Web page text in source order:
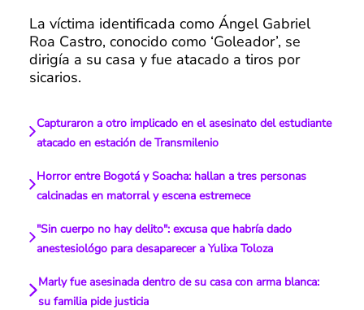
La víctima identificada como Ángel Gabriel
Roa Castro, conocido como ‘Goleador’, se
dirigía a su casa y fue atacado a tiros por
sicarios.
Capturaron a otro implicado en el asesinato del estudiante
atacado en estación de Transmilenio
Horror entre Bogotá y Soacha: hallan a tres personas
calcinadas en matorral y escena estremece
"Sin cuerpo no hay delito": excusa que habría dado
anestesiológo para desaparecer a Yulixa Toloza
Marly fue asesinada dentro de su casa con arma blanca:
su familia pide justicia